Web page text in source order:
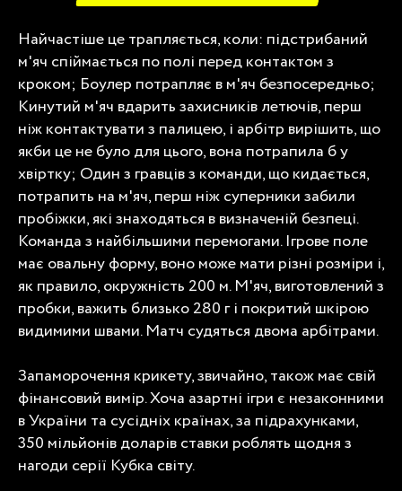
Найчастіше це трапляється, коли: підстрибаний
м'яч спіймається по полі перед контактом з
кроком; Боулер потрапляє в м'яч безпосередньо;
Кинутий м'яч вдарить захисників летючів, перш
ніж контактувати з палицею, і арбітр вирішить, що
якби це не було для цього, вона потрапила б у
хвіртку; Один з гравців з команди, що кидається,
потрапить на м'яч, перш ніж суперники забили
пробіжки, які знаходяться в визначеній безпеці.
Команда з найбільшими перемогами. Ігрове поле
має овальну форму, воно може мати різні розміри і,
як правило, окружність 200 м. М'яч, виготовлений з
пробки, важить близько 280 г і покритий шкірою
видимими швами. Матч судяться двома арбітрами.
Запаморочення крикету, звичайно, також має свій
фінансовий вимір. Хоча азартні ігри є незаконними
в України та сусідніх країнах, за підрахунками,
350 мільйонів доларів ставки роблять щодня з
нагоди серії Кубка світу.